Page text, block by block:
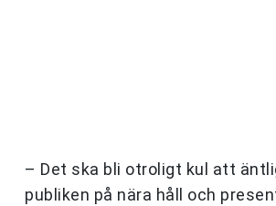
– Det ska bli otroligt kul att
publiken på nära håll och